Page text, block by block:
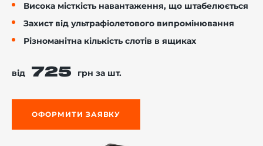
Висока місткість навантаження, що штабелюється
Захист від ультрафіолетового випромінювання
Різноманітна кількість слотів в ящиках
від 725 грн за шт.
ОФОРМИТИ ЗАЯВКУ